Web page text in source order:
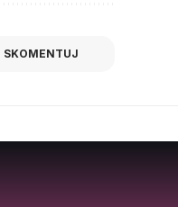
SKOMENTUJ